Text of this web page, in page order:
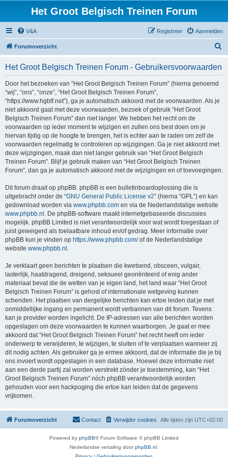
Het Groot Belgisch Treinen Forum
V&A Aanmelden
Registreer
Forumoverzicht
Het Groot Belgisch Treinen Forum - Gebruikersvoorwaarden
Door het bezoeken van “Het Groot Belgisch Treinen Forum” (hierna genoemd
“wij”, “ons”, “onze”, “Het Groot Belgisch Treinen Forum”,
“https://www.hgbtf.net”), ga je automatisch akkoord met de voorwaarden. Als je
niet akkoord gaat met deze voorwaarden, bezoek of gebruik “Het Groot
Belgisch Treinen Forum” dan niet langer. We hebben het recht om de
voorwaarden op ieder moment te wijzigen en zullen ons best doen om je
hiervan tijdig op de hoogte te brengen, het is echter aan te raden om zelf de
voorwaarden regelmatig te controleren op wijzigingen. Ga je niet akkoord met
deze wijzigingen, maak dan niet langer gebruik van “Het Groot Belgisch
Treinen Forum”. Blijf je gebruik maken van “Het Groot Belgisch Treinen
Forum”, dan ga je automatisch akkoord met de wijzigingen en of toevoegingen.
Dit forum draait op phpBB. phpBB is een bulletinboardoplossing die is
uitgebracht onder de “GNU General Public License v2” (hierna “GPL”) en kan
gedownload worden via www.phpbb.com en via de Nederlandstalige website
www.phpbb.nl . De phpBB-software maakt internetgebaseerde discussies
mogelijk. phpBB Limited is niet verantwoordelijk voor wat wordt toegestaan of
juist geweigerd als toelaatbare inhoud en/of gedrag. Meer informatie over
phpBB kun je vinden op https://www.phpbb.com/of de Nederlandstalige
website www.phpbb.nl .
Je verklaart geen berichten te plaatsen die kwetsend, obsceen, vulgair,
lasterlijk, haatdragend, dreigend, seksueel georiënteerd of enig ander
materiaal bevat die de wetten van je eigen land, het land waar “Het Groot
Belgisch Treinen Forum” is gehost of internationale wetgeving kunnen
schenden. Het plaatsen van dergelijke berichten kan ertoe leiden dat je met
onmiddellijke ingang en permanent wordt verbannen van dit forum. Tevens
kan je provider worden ingelicht. De IP-adressen van alle berichten worden
opgeslagen om deze voorwaarden te kunnen waarborgen. Je gaat er mee
akkoord dat “Het Groot Belgisch Treinen Forum” het recht heeft om ieder
onderwerp te verwijderen, te wijzigen, te sluiten of te verplaatsen wanneer zij
dit nodig achten. Als gebruiker ga je ermee akkoord, dat de informatie die je bij
ons invoert wordt opgeslagen in een database. Hoewel deze informatie niet
aan een derde partij zal worden verstrekt zónder je toestemming, kan “Het
Groot Belgisch Treinen Forum” nóch phpBB verantwoordelijk worden
gehouden voor een hackpoging die ertoe kan leiden dat de gegevens
vrijkomen.
Forumoverzicht Alle tijden zijn UTC+02:00
Verwijder cookies
Contact
Powered by phpBB® Forum Software © phpBB Limited
Nederlandse vertaling doorphpBB.nl